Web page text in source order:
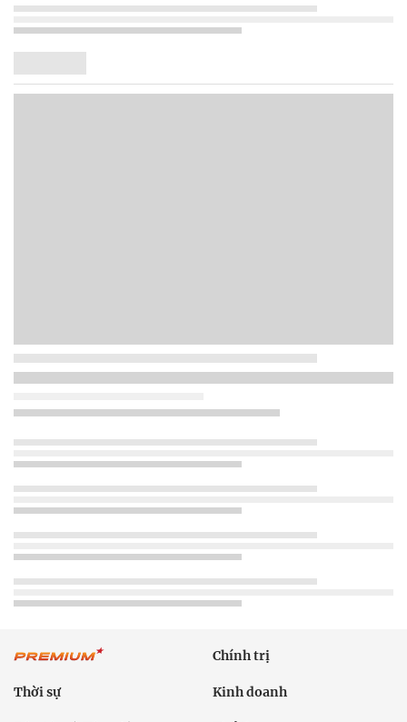
Chính trị
Thời sự Kinh doanh